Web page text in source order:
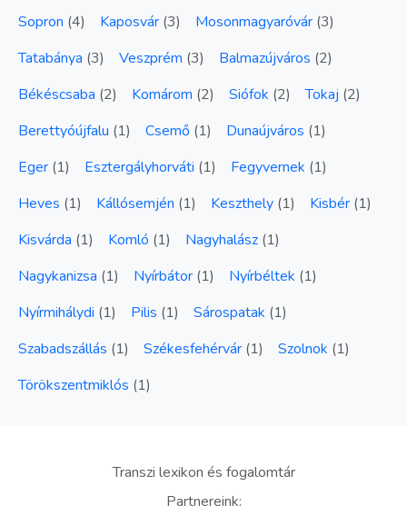
Sopron (4) Kaposvár (3) Mosonmagyaróvár (3)
Tatabánya (3) Veszprém (3) Balmazújváros (2)
Békéscsaba (2) Komárom (2) Siófok (2) Tokaj (2)
Berettyóújfalu (1) Csemő (1) Dunaújváros (1)
Eger (1) Esztergályhorváti (1) Fegyvernek (1)
Heves (1) Kállósemjén (1) Keszthely (1) Kisbér (1)
Kisvárda (1) Komló (1) Nagyhalász (1)
Nagykanizsa (1) Nyírbátor (1) Nyírbéltek (1)
Nyírmihálydi (1) Pilis (1) Sárospatak (1)
Szabadszállás (1) Székesfehérvár (1) Szolnok (1)
Törökszentmiklós (1)
Transzi lexikon és fogalomtár
Partnereink: